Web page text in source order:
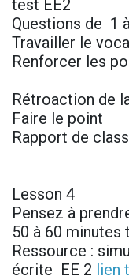
test EE2
Questions de 1
Travailler le
Renforcer les
Rétroaction de
Faire le point
Rapport de
Lesson 4
Pensez à
50 à 60 minutes
Ressource :
écrite EE 2 lien